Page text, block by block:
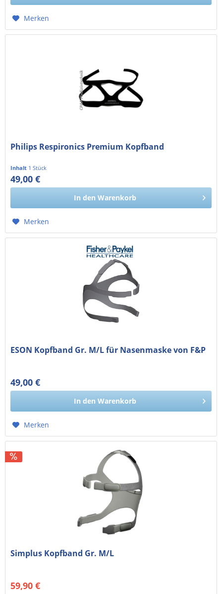
Merken
Philips Respironics Premium Kopfband
Inhalt 1 Stück
49,00 €
41,18 € exkl. MwSt.
In den Warenkorb
Merken
ESON Kopfband Gr. M/L für Nasenmaske von F&P
49,00 €
41,18 € exkl. MwSt.
In den Warenkorb
Merken
Simplus Kopfband Gr. M/L
59,90 €